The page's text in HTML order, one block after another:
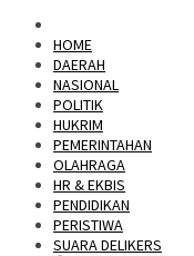
HOME
DAERAH
NASIONAL
POLITIK
HUKRIM
PEMERINTAHAN
OLAHRAGA
HR & EKBIS
PENDIDIKAN
PERISTIWA
SUARA DELIKERS